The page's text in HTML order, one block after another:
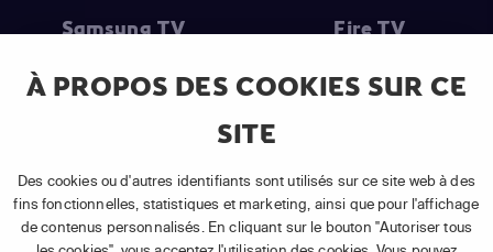
À PROPOS DES COOKIES SUR CE
SITE
Des cookies ou d'autres identifiants sont utilisés sur ce site web à des
fins fonctionnelles, statistiques et marketing, ainsi que pour l'affichage
de contenus personnalisés. En cliquant sur le bouton "Autoriser tous
Samsung TV Fire TV
souscription à un abonnement APP TV Basic.
(2) Prix de l'abonnement : TVA comprise, hors promotion, hors frais
uniques d'activation, hors frais de matériel et hors frais d'installation.
(3) Restart & Replay:Voir toutes les chaînes disposant de cette